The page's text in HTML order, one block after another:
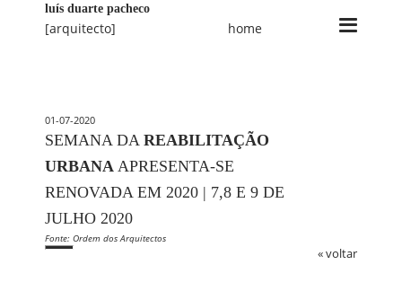
luís duarte pacheco
[arquitecto] home
01-07-2020
SEMANA DA REABILITAÇÃO
URBANA APRESENTA-SE
RENOVADA EM 2020 | 7,8 E 9 DE
JULHO 2020
Fonte: Ordem dos Arquitectos
« voltar